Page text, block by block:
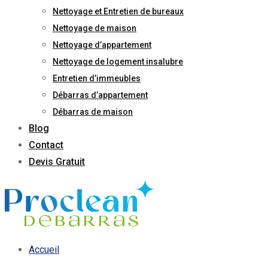
Nettoyage et Entretien de bureaux
Nettoyage de maison
Nettoyage d’appartement
Nettoyage de logement insalubre
Entretien d’immeubles
Débarras d’appartement
Débarras de maison
Blog
Contact
Devis Gratuit
Accueil